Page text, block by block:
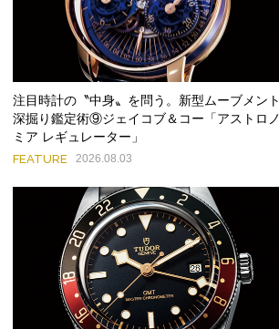
注目時計の〝中身〟を問う。新型ムーブメント
深掘り鑑定術⑨ジェイコブ＆コー「アストロノ
ミア レギュレーター」
FEATURE 2026.08.03